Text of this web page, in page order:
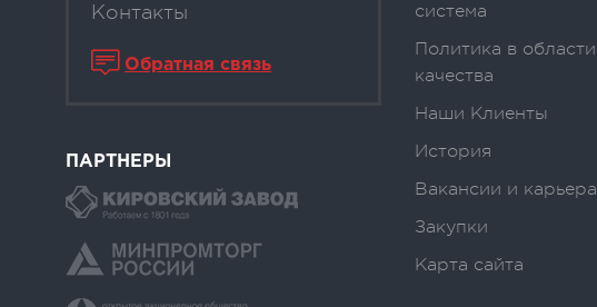
Контакты
Обратная связь
ПАРТНЕРЫ
система
Политика в области
качества
Наши Клиенты
История
Вакансии и карьера
Закупки
Карта сайта